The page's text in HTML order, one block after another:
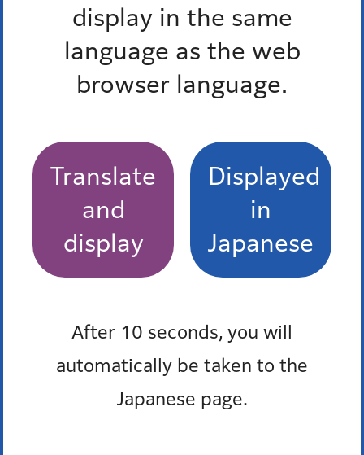
display in the same
language as the web
browser language.
Translate
and
display
Displayed
in
Japanese
After 10 seconds, you will
automatically be taken to the
Japanese page.
から
までのイベント
終了したイベントを除く
条件をクリア
カレンダーを表示
一覧を表示